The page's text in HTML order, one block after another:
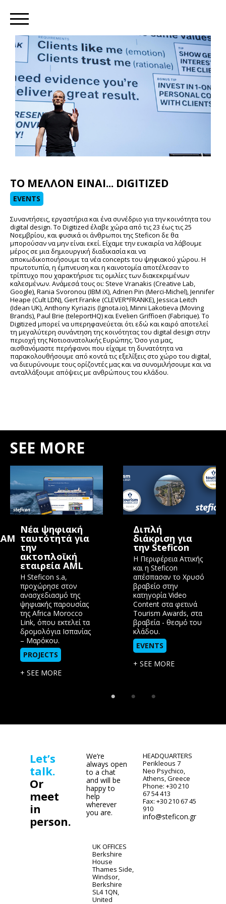
to
main
content
ΤΟ ΜΕΛΛΟΝ ΕΙΝΑΙ... DIGITIZED
EVENTS
Συναντήσεις, εργαστήρια και ένα συνέδριο για την κοινότητα του
digital design. Το Digitized έλαβε χώρα από τις 23 έως τις 25
Νοεμβρίου, και φυσικά οι άνθρωποι της Steficon δε θα
μπορούσαν να μην είναι εκεί. Είχαμε την ευκαιρία να λάβουμε
μέρος σε μια δημιουργική διαδικασία και να
αποκωδικοποιήσουμε τα νέα concepts του ψηφιακού χώρου. Η
πρωτοτυπία, η έμπνευση και η καινοτομία αποτέλεσαν το
τρίπτυχο που χαρακτήρισε τις ομιλίες των διακεκριμένων
καλεσμένων. Ανάμεσά τους οι: Steve Vranakis (Creative Lab,
Google), Rania Svoronou (IBM iX), Adrien Pin (Merci-Michel), Jennifer
Heape (Cult LDN), Gert Franke (CLEVER°FRANKE), Jessica Leitch
(Idean UK), Anthony Kyriazis (Ignota.io), Minni Lakotieva (Moving
Brands), Paul Brie (teleportHQ) και Evelien Griffioen (Fabrique). Το
Digitized μπορεί να υπερηφανεύεται ότι εδώ και καιρό αποτελεί
τη μεγαλύτερη συνάντηση της κοινότητας του digital design στην
περιοχή της Νοτιοανατολικής Ευρώπης. Όσο για μας,
αισθανόμαστε περήφανοι που είχαμε τη δυνατότητα να
παρακολουθήσουμε από κοντά τις εξελίξεις στο χώρο του digital,
να διευρύνουμε τους ορίζοντές μας και να συνομιλήσουμε και να
ανταλλάξουμε απόψεις με ανθρώπους του κλάδου.
SEE MORE
Nέα ψηφιακή
ταυτότητά για
την
ακτοπλοϊκή
εταιρεία AML
Η Steficon s.a,
προχώρησε στον
ανασχεδιασμό της
ψηφιακής παρουσίας
της Africa Morocco
Link, όπου εκτελεί τα
δρομολόγια Ισπανίας
– Μαρόκου.
PROJECTS
+ SEE MORE
Διπλή
διάκριση για
την Steficon
Η Περιφέρεια Αττικής
και η Steficon
απέσπασαν το Χρυσό
βραβείο στην
κατηγορία Video
Content στα φετινά
Tourism Awards, στα
βραβεία - θεσμό του
κλάδου.
EVENTS
+ SEE MORE
Let’s
talk.
Or
meet
in
person.
We’re
always open
to a chat
and will be
happy to
help
wherever
you are.
HEADQUARTERS
Perikleous 7
Neo Psychico,
Athens, Greece
Phone: +30 210
67 54 413
Fax: +30 210 67 45
910
info@steficon.gr
UK OFFICES
Berkshire
House
Thames Side,
Windsor,
Berkshire
SL4 1QN,
United